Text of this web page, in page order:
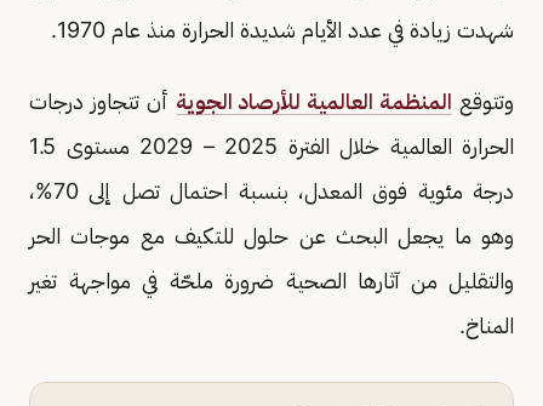
شهدت زيادة في عدد الأيام شديدة الحرارة منذ عام 1970.
وتتوقع المنظمة العالمية للأرصاد الجوية أن تتجاوز درجات
الحرارة العالمية خلال الفترة 2025 – 2029 مستوى 1.5
درجة مئوية فوق المعدل، بنسبة احتمال تصل إلى 70%،
وهو ما يجعل البحث عن حلول للتكيف مع موجات الحر
والتقليل من آثارها الصحية ضرورة ملحّة في مواجهة تغير
المناخ.